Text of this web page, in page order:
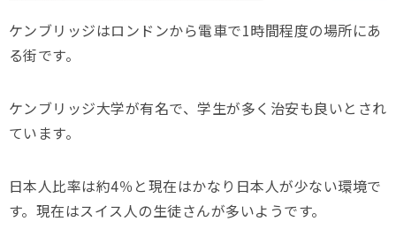
ケンブリッジはロンドンから電車で1時間程度の場所にあ
る街です。
ケンブリッジ大学が有名で、学生が多く治安も良いとされ
ています。
日本人比率は約4％と現在はかなり日本人が少ない環境で
す。現在はスイス人の生徒さんが多いようです。